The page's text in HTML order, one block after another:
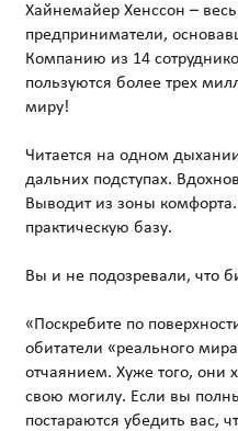
Хайнемайер Хенссон –
предприниматели,
Компанию из 14
пользуются более трех
миру!
Читается на одном
дальних подступах.
Выводит из зоны
практическую базу.
Вы и не подозревали, что
«Поскребите по
обитатели «реального
отчаянием. Хуже того, они
свою могилу. Если вы
постараются убедить вас,